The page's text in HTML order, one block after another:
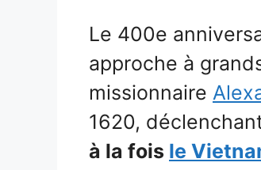
Le 400e
approche à
missionnaire
1620,
à la fois le